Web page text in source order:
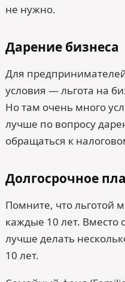
не нужно.
Дарение бизнеса
Для
условия — льгота на
Но там очень много
лучше по вопросу
обращаться к
Долгосрочное
Помните, что льготой
каждые 10 лет. Вместо
лучше делать
10 лет.